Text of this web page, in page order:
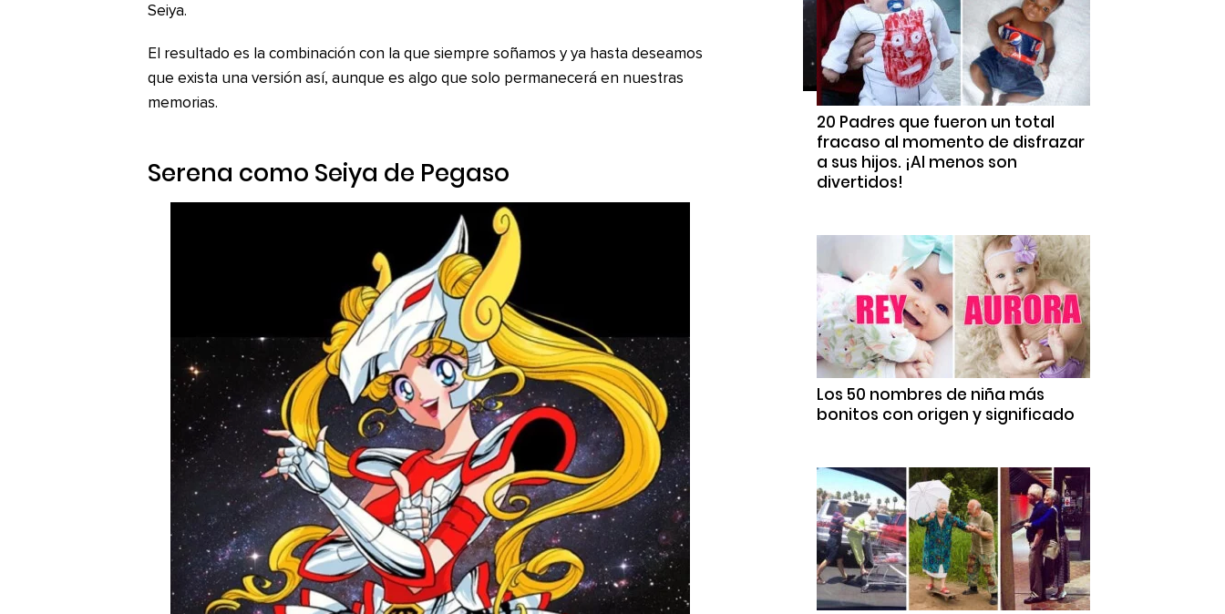
Seiya.
El resultado es la combinación con la que siempre soñamos y ya hasta deseamos
que exista una versión así, aunque es algo que solo permanecerá en nuestras
memorias.
Serena como Seiya de Pegaso
20 Padres que fueron un total
fracaso al momento de disfrazar
a sus hijos. ¡Al menos son
divertidos!
Los 50 nombres de niña más
bonitos con origen y significado